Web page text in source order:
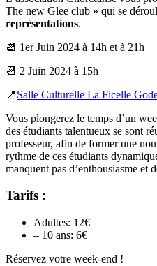
The new Glee club » qui se
représentations.
📆 1er Juin 2024 à 14h et à 21h
📆 2 Juin 2024 à 15h
📍Salle Culturelle La Ficelle
Vous plongerez le temps d’un
des étudiants talentueux se sont
professeur, afin de former une
rythme de ces étudiants
manquent pas d’enthousiasme et
Tarifs :
Adultes: 12€
– 10 ans: 6€
Réservez votre week-end !